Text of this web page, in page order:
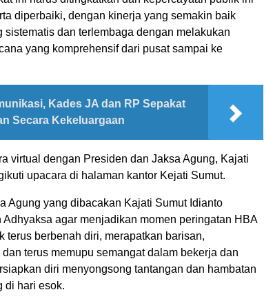
diperbaiki, dengan kinerja yang semakin baik
sistematis dan terlembaga dengan melakukan
yang komprehensif dari pusat sampai ke
Kades JA dan RP Sepakat
Secara Kekeluargaan
virtual dengan Presiden dan Jaksa Agung, Kajati
upacara di halaman kantor Kejati Sumut.
Agung yang dibacakan Kajati Sumut Idianto
agar menjadikan momen peringatan HBA
terus berbenah diri, merapatkan barisan,
terus memupu semangat dalam bekerja dan
diri menyongsong tantangan dan hambatan
di hari esok.